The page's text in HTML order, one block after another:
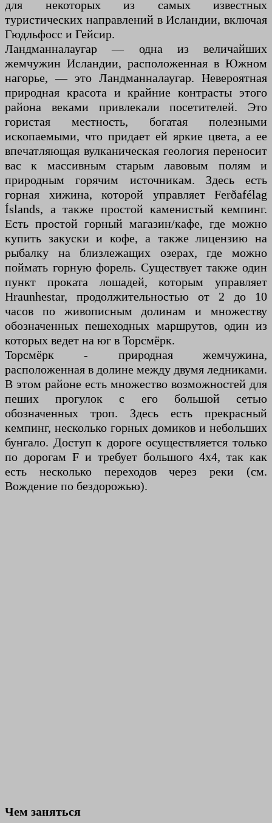
для некоторых из самых известных
туристических направлений в Исландии, включая
Гюдльфосс и Гейсир.
Ландманналаугар — одна из величайших
жемчужин Исландии, расположенная в Южном
нагорье, — это Ландманналаугар. Невероятная
природная красота и крайние контрасты этого
района веками привлекали посетителей. Это
гористая местность, богатая полезными
ископаемыми, что придает ей яркие цвета, а ее
впечатляющая вулканическая геология переносит
вас к массивным старым лавовым полям и
природным горячим источникам. Здесь есть
горная хижина, которой управляет Ferðafélag
Íslands, а также простой каменистый кемпинг.
Есть простой горный магазин/кафе, где можно
купить закуски и кофе, а также лицензию на
рыбалку на близлежащих озерах, где можно
поймать горную форель. Существует также один
пункт проката лошадей, которым управляет
Hraunhestar, продолжительностью от 2 до 10
часов по живописным долинам и множеству
обозначенных пешеходных маршрутов, один из
которых ведет на юг в Торсмёрк.
Торсмёрк - природная жемчужина,
расположенная в долине между двумя ледниками.
В этом районе есть множество возможностей для
пеших прогулок с его большой сетью
обозначенных троп. Здесь есть прекрасный
кемпинг, несколько горных домиков и небольших
бунгало. Доступ к дороге осуществляется только
по дорогам F и требует большого 4x4, так как
есть несколько переходов через реки (см.
Вождение по бездорожью).
Чем заняться